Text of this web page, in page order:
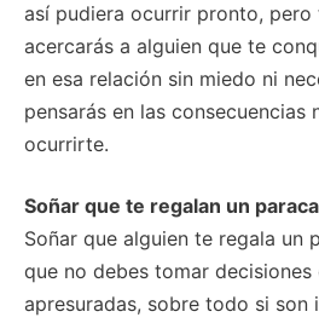
así pudiera ocurrir pronto, pero
acercarás a alguien que te
en esa relación sin miedo ni
pensarás en las consecuencias
ocurrirte.
Soñar que te regalan un
Soñar que alguien te regala un
que no debes tomar decisiones
apresuradas, sobre todo si son